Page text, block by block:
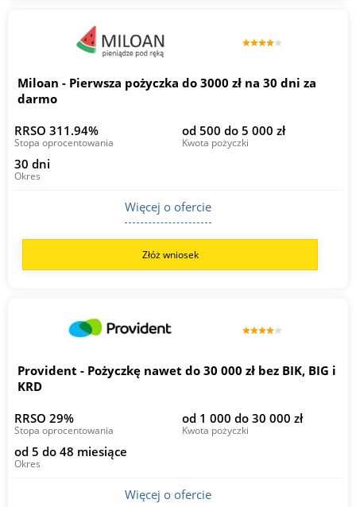
Miloan - Pierwsza pożyczka do 3000 zł na 30 dni za
darmo
RRSO 311.94%
Stopa oprocentowania
od 500 do 5 000 zł
Kwota pożyczki
30 dni
Okres
Więcej o ofercie
Złóż wniosek
Provident - Pożyczkę nawet do 30 000 zł bez BIK, BIG i
KRD
RRSO 29%
Stopa oprocentowania
od 1 000 do 30 000 zł
Kwota pożyczki
od 5 do 48 miesiące
Okres
Więcej o ofercie